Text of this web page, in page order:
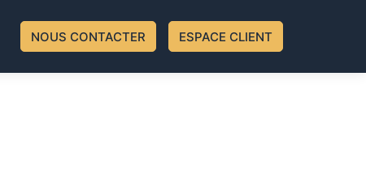
NOUS CONTACTER ESPACE CLIENT